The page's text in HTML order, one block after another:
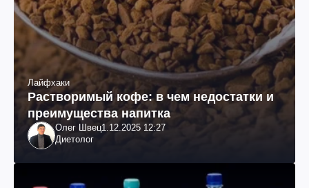
Лайфхаки
Растворимый кофе: в чем недостатки и
преимущества напитка
Олег Швец1.12.2025 12:27
Диетолог